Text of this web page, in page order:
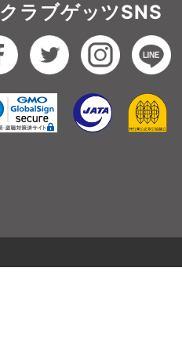
クラブゲッツSNS